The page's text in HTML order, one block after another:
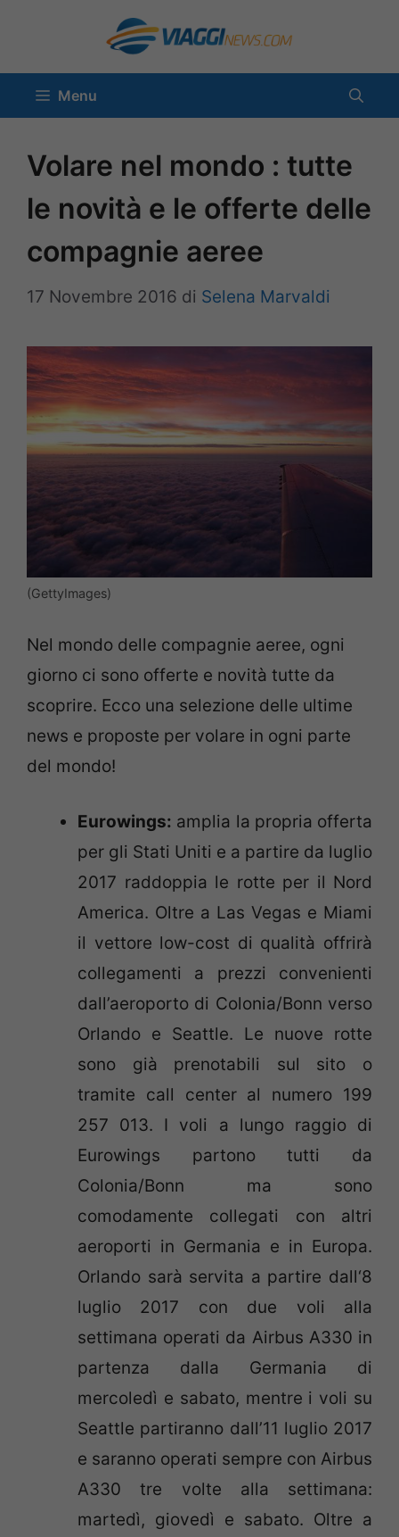
contenuto
Menu
Volare nel mondo : tutte
le novità e le offerte delle
compagnie aeree
17 Novembre 2016 di Selena Marvaldi
(GettyImages)
Nel mondo delle compagnie aeree, ogni
giorno ci sono offerte e novità tutte da
scoprire. Ecco una selezione delle ultime
news e proposte per volare in ogni parte
del mondo!
Eurowings: amplia la propria offerta
per gli Stati Uniti e a partire da luglio
2017 raddoppia le rotte per il Nord
America. Oltre a Las Vegas e Miami
il vettore low-cost di qualità offrirà
collegamenti a prezzi convenienti
dall’aeroporto di Colonia/Bonn verso
Orlando e Seattle. Le nuove rotte
sono già prenotabili sul sito
o
tramite call center al numero 199
257 013. I voli a lungo raggio di
Eurowings partono tutti da
Colonia/Bonn ma sono
comodamente collegati con altri
aeroporti in Germania e in Europa.
Orlando sarà servita a partire dall‘8
luglio 2017 con due voli alla
settimana operati da Airbus A330 in
partenza dalla Germania di
mercoledì e sabato, mentre i voli su
Seattle partiranno dall’11 luglio 2017
e saranno operati sempre con Airbus
A330 tre volte alla settimana:
martedì, giovedì e sabato. Oltre a